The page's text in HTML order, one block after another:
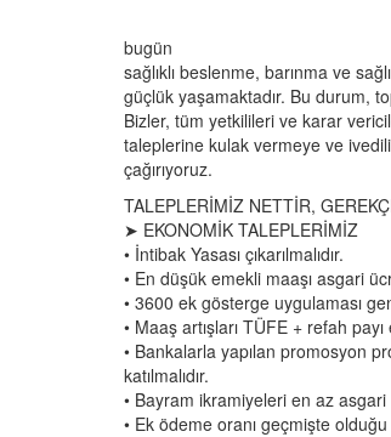
bugün
sağlıklı beslenme, barınma ve
güçlük yaşamaktadır. Bu durum,
Bizler, tüm yetkilileri ve karar
taleplerine kulak vermeye ve
çağırıyoruz.
TALEPLERİMİZ NETTİR,
➤ EKONOMİK TALEPLERİMİZ
• İntibak Yasası çıkarılmalıdır.
• En düşük emekli maaşı asgari
• 3600 ek gösterge uygulaması
• Maaş artışları TÜFE + refah payı
• Bankalarla yapılan promosyon
katılmalıdır.
• Bayram ikramiyeleri en az asgari
• Ek ödeme oranı geçmişte olduğu